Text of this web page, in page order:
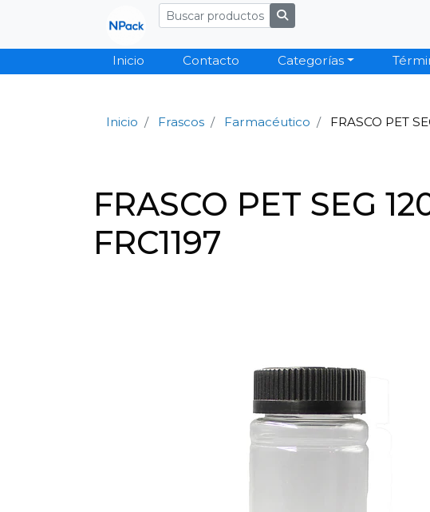
Inicio Contacto Categorías
Inicio Frascos Farmacéutico FRASCO PET
FRASCO PET SEG
FRC1197